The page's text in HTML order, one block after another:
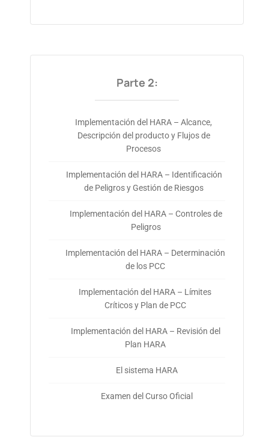
Parte 2:
Implementación del HARA – Alcance,
Descripción del producto y Flujos de
Procesos
Implementación del HARA – Identificación
de Peligros y Gestión de Riesgos
Implementación del HARA – Controles de
Peligros
Implementación del HARA – Determinación
de los PCC
Implementación del HARA – Límites
Críticos y Plan de PCC
Implementación del HARA – Revisión del
Plan HARA
El sistema HARA
Examen del Curso Oficial